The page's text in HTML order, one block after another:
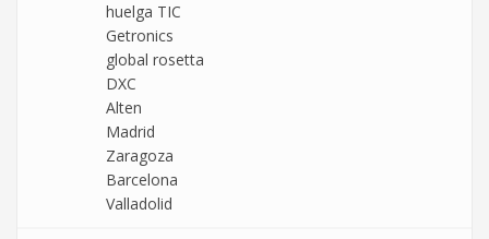
huelga TIC
Getronics
global rosetta
DXC
Alten
Madrid
Zaragoza
Barcelona
Valladolid